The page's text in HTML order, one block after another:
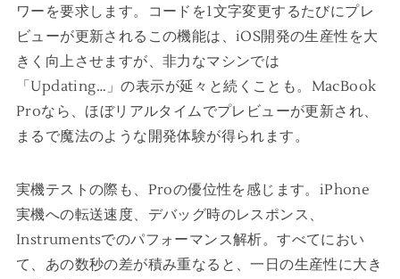
ワーを要求します。コードを1文字変更するたびにプレ
ビューが更新されるこの機能は、iOS開発の生産性を大
きく向上させますが、非力なマシンでは
「Updating…」の表示が延々と続くことも。MacBook
Proなら、ほぼリアルタイムでプレビューが更新され、
まるで魔法のような開発体験が得られます。
実機テストの際も、Proの優位性を感じます。iPhone
実機への転送速度、デバッグ時のレスポンス、
Instrumentsでのパフォーマンス解析。すべてにおい
て、あの数秒の差が積み重なると、一日の生産性に大き